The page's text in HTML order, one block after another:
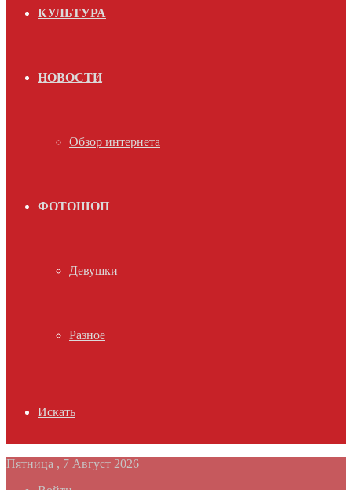
КУЛЬТУРА
НОВОСТИ
Обзор интернета
ФОТОШОП
Девушки
Разное
Искать
Пятница , 7 Август 2026